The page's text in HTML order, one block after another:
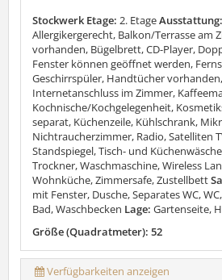
Stockwerk Etage: 2. EtageAusstattung:
Allergikergerecht, Balkon/Terrasse am
vorhanden, Bügelbrett, CD-Player,
Fenster können geöffnet werden,
Geschirrspüler, Handtücher
Internetanschluss im Zimmer,
Kochnische/Kochgelegenheit,
separat, Küchenzeile, Kühlschrank,
Nichtraucherzimmer, Radio, Satelliten
Standspiegel, Tisch- und
Trockner, Waschmaschine, Wireless
Wohnküche, Zimmersafe, Zustellbett
mit Fenster, Dusche, Separates WC,
Bad, Waschbecken Lage: Gartenseite,
Größe (Quadratmeter): 52
Verfügbarkeiten anzeigen